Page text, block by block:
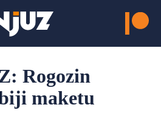
Rogozin
maketu